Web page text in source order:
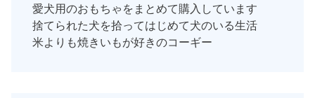
愛犬用のおもちゃをまとめて購入しています
捨てられた犬を拾ってはじめて犬のいる生活
米よりも焼きいもが好きのコーギー